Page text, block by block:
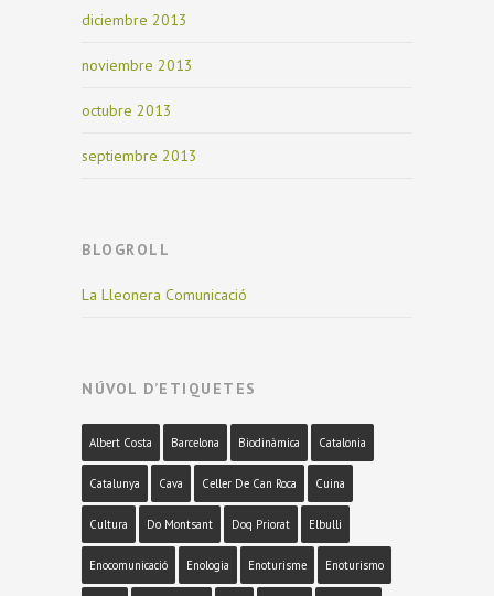
diciembre 2013
noviembre 2013
octubre 2013
septiembre 2013
BLOGROLL
La Lleonera Comunicació
NÚVOL D’ETIQUETES
Albert Costa Barcelona Biodinàmica Catalonia
Catalunya Cava Celler De Can Roca Cuina
Cultura Do Montsant Doq Priorat Elbulli
Enocomunicació Enologia Enoturisme Enoturismo